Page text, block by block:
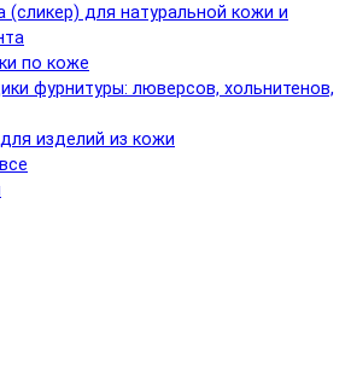
(сликер) для натуральной кожи и
по коже
фурнитуры: люверсов, хольнитенов,
изделий из кожи